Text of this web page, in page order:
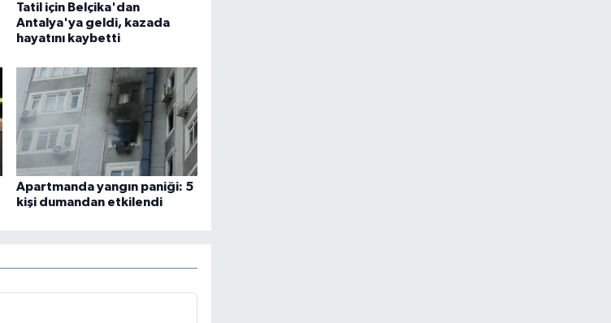
Tatil için Belçika'dan
Antalya'ya geldi, kazada
hayatını kaybetti
Apartmanda yangın paniği: 5
kişi dumandan etkilendi